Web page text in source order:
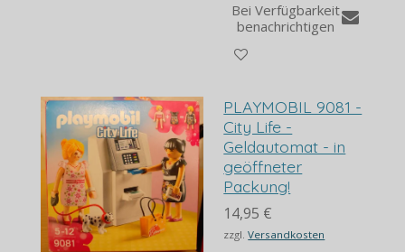
Bei Verfügbarkeit
benachrichtigen
PLAYMOBIL 9081 -
City Life -
Geldautomat - in
geöffneter
Packung!
14,95 €
zzgl.Versandkosten